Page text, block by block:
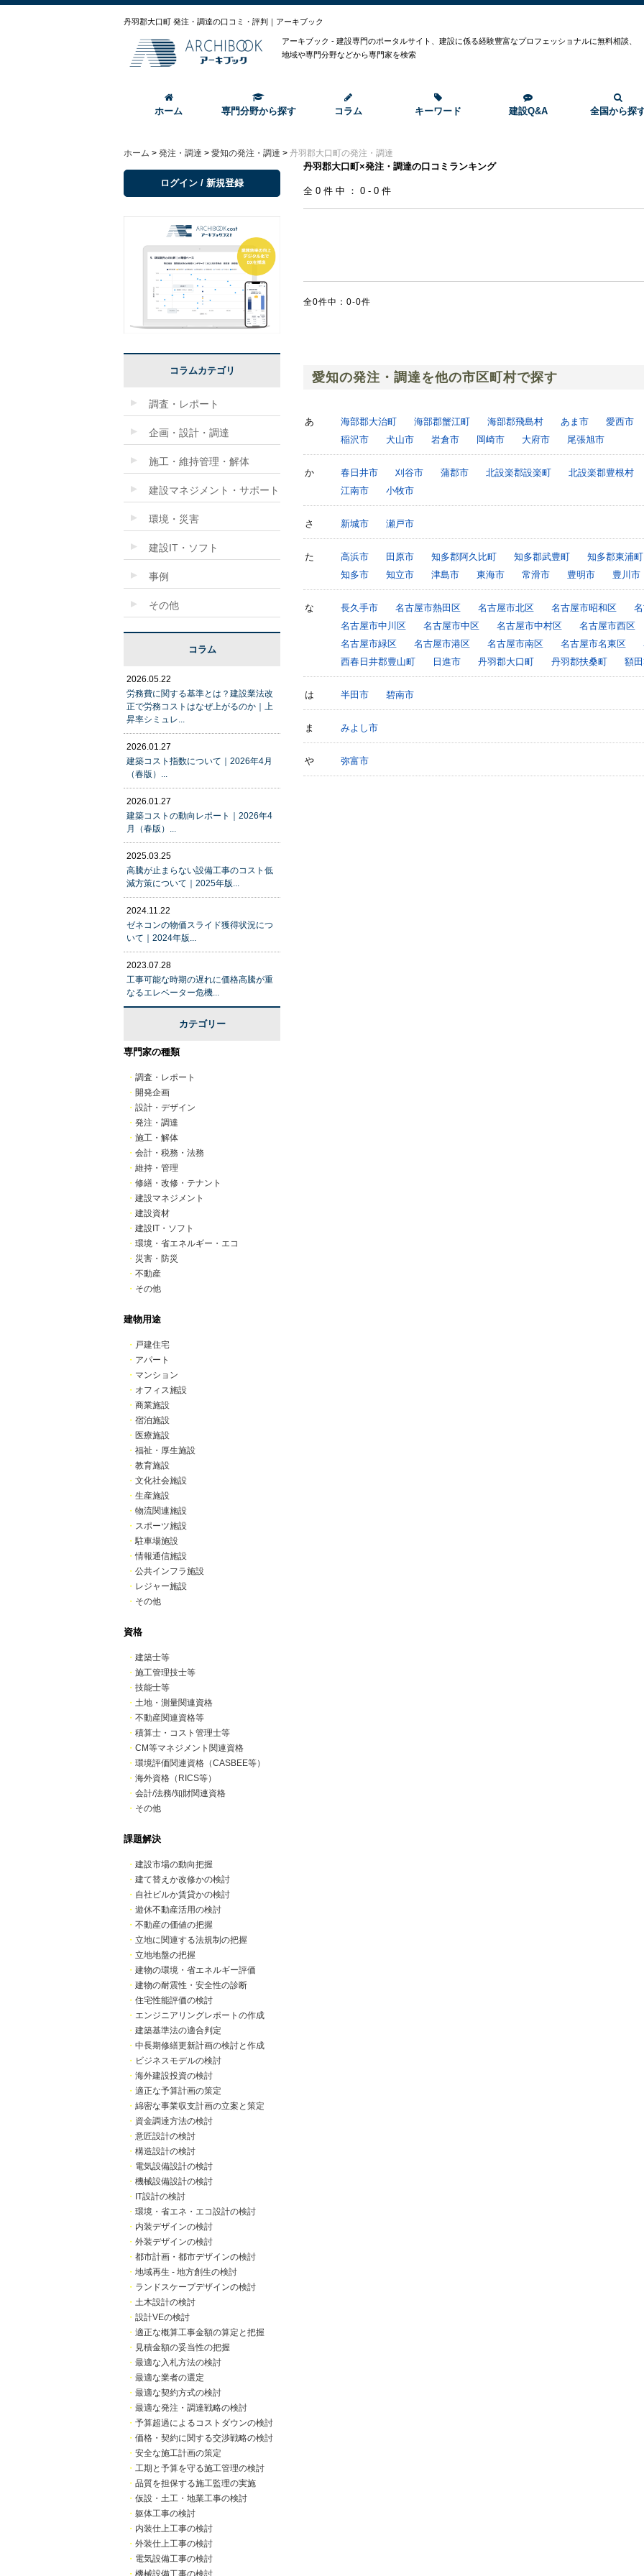
丹羽郡大口町 発注・調達の口コミ・評判｜アーキブック
アーキブック - 建設専門のポータルサイト、建設に係る経験豊富なプロフェッショナルに無料相談、
地域や専門分野などから専門家を検索
ホーム 専門分野から探す コラム キーワード 建設Q&A 全国から探
ホーム > 発注・調達 > 愛知の発注・調達 > 丹羽郡大口町の発注・調達
丹羽郡大口町×発注・調達の口コミランキング
全0件中：0-0件
全0件中：0-0件
愛知の発注・調達を他の市区町村で探す
あ 海部郡大治町 海部郡蟹江町 海部郡飛島村 あま市
愛西市
稲沢市
犬山市 岩倉市 岡崎市 大府市 尾張旭市
か 春日井市 刈谷市 蒲郡市 北設楽郡設楽町
北設楽郡豊根村
江南市
小牧市
さ 新城市 瀬戸市
た 高浜市 田原市 知多郡阿久比町 知多郡武豊町
知多郡東浦町
知多市
知立市 津島市 東海市 常滑市 豊明市 豊川市
な 長久手市 名古屋市熱田区 名古屋市北区 名古屋市昭和区
名古屋市中川区
名古屋市中区 名古屋市中村区
名古屋市西区
名古屋市緑区
名古屋市港区 名古屋市南区 名古屋市名東区
西春日井郡豊山町
日進市 丹羽郡大口町 丹羽郡扶桑町 額
は 半田市 碧南市
ま みよし市
や 弥富市
ログイン / 新規登録
コラムカテゴリ
調査・レポート
企画・設計・調達
施工・維持管理・解体
建設マネジメント・サポート
環境・災害
建設IT・ソフト
事例
その他
コラム
2026.05.22
労務費に関する基準とは？建設業法改
正で労務コストはなぜ上がるのか｜上
昇率シミュレ...
2026.01.27
建築コスト指数について｜2026年4月
（春版）...
2026.01.27
建築コストの動向レポート｜2026年4
月（春版）...
2025.03.25
高騰が止まらない設備工事のコスト低
減方策について｜2025年版...
2024.11.22
ゼネコンの物価スライド獲得状況につ
いて｜2024年版...
2023.07.28
工事可能な時期の遅れに価格高騰が重
なるエレベーター危機...
カテゴリー
専門家の種類
・ 調査・レポート
・ 開発企画
・ 設計・デザイン
・ 発注・調達
・ 施工・解体
・ 会計・税務・法務
・ 維持・管理
・ 修繕・改修・テナント
・ 建設マネジメント
・ 建設資材
・ 建設IT・ソフト
・ 環境・省エネルギー・エコ
・ 災害・防災
・ 不動産
・ その他
建物用途
・ 戸建住宅
・ アパート
・ マンション
・ オフィス施設
・ 商業施設
・ 宿泊施設
・ 医療施設
・ 福祉・厚生施設
・ 教育施設
・ 文化社会施設
・ 生産施設
・ 物流関連施設
・ スポーツ施設
・駐車場施設
・情報通信施設
・ 公共インフラ施設
・ レジャー施設
・ その他
資格
・ 建築士等
・ 施工管理技士等
・ 技能士等
・ 土地・測量関連資格
・ 不動産関連資格等
・ 積算士・コスト管理士等
・ CM等マネジメント関連資格
・ 環境評価関連資格（CASBEE等）
・ 海外資格（RICS等）
・ 会計/法務/知財関連資格
・ その他
課題解決
・ 建設市場の動向把握
・ 建て替えか改修かの検討
・ 自社ビルか賃貸かの検討
・ 遊休不動産活用の検討
・ 不動産の価値の把握
・ 立地に関連する法規制の把握
・ 立地地盤の把握
・ 建物の環境・省エネルギー評価
・ 建物の耐震性・安全性の診断
・ 住宅性能評価の検討
・ エンジニアリングレポートの作成
・ 建築基準法の適合判定
・ 中長期修繕更新計画の検討と作成
・ ビジネスモデルの検討
・ 海外建設投資の検討
・ 適正な予算計画の策定
・ 綿密な事業収支計画の立案と策定
・ 資金調達方法の検討
・ 意匠設計の検討
・ 構造設計の検討
・ 電気設備設計の検討
・ 機械設備設計の検討
・ IT設計の検討
・ 環境・省エネ・エコ設計の検討
・ 内装デザインの検討
・ 外装デザインの検討
・ 都市計画・都市デザインの検討
・ 地域再生 - 地方創生の検討
・ ランドスケープデザインの検討
・ 土木設計の検討
・ 設計VEの検討
・ 適正な概算工事金額の算定と把握
・ 見積金額の妥当性の把握
・ 最適な入札方法の検討
・ 最適な業者の選定
・ 最適な契約方式の検討
・ 最適な発注・調達戦略の検討
・ 予算超過によるコストダウンの検討
・ 価格・契約に関する交渉戦略の検討
・ 安全な施工計画の策定
・ 工期と予算を守る施工管理の検討
・ 品質を担保する施工監理の実施
・ 仮設・土工・地業工事の検討
・ 躯体工事の検討
・ 内装仕上工事の検討
・ 外装仕上工事の検討
・ 電気設備工事の検討
・ 機械設備工事の検討